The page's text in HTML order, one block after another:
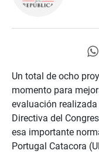
Un total de ocho
momento para
evaluación
Directiva del
esa importante
Portugal Catacora